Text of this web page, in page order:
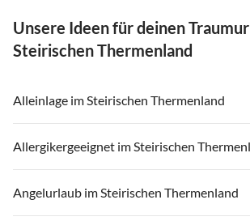
Unsere Ideen für deinen
Steirischen Thermenland
Alleinlage im Steirischen Thermenland
Allergikergeeignet im Steirischen
Angelurlaub im Steirischen Thermenland